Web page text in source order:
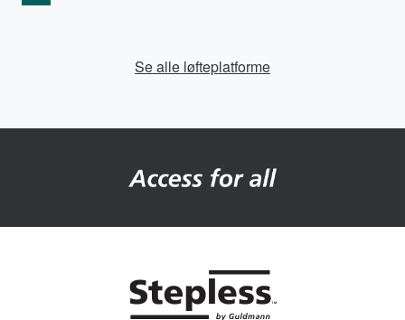
Se alle løfteplatforme